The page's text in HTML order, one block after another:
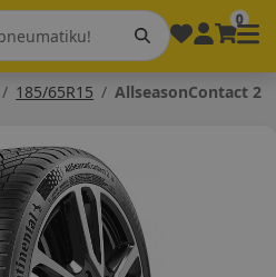
0
185/65R15 AllseasonContact 2